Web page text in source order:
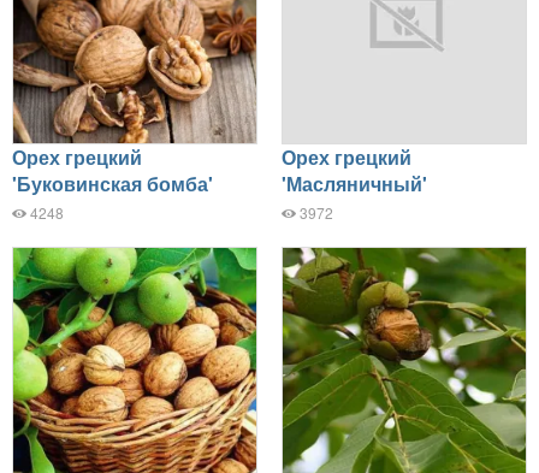
Орех грецкий
'Буковинская бомба'
4248
Орех грецкий
'Масляничный'
3972